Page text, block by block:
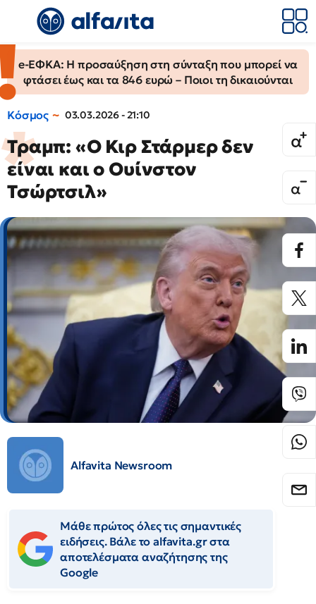
e-ΕΦΚΑ: Η προσαύξηση στη σύνταξη που μπορεί να
φτάσει έως και τα 846 ευρώ – Ποιοι τη δικαιούνται
Κόσμος 03.03.2026 - 21:10
Τραμπ: «Ο Κιρ Στάρμερ δεν
είναι και ο Ουίνστον
Τσώρτσιλ»
Alfavita Newsroom
Μάθε πρώτος όλες τις σημαντικές
ειδήσεις. Βάλε το alfavita.gr στα
αποτελέσματα αναζήτησης της
Google